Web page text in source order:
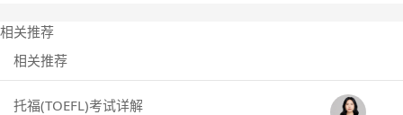
相关推荐
相关推荐
托福(TOEFL)考试详解